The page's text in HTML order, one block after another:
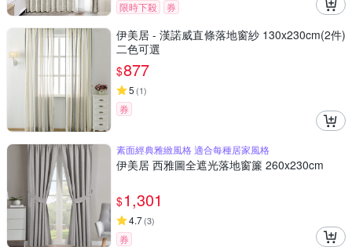
限時下殺 券
伊美居 - 漢諾威直條落地窗紗 130x230cm(2件)
二色可選
$877
5 (1)
券
素面經典雅緻風格 適合每種居家風格
伊美居 西雅圖全遮光落地窗簾 260x230cm
$1,301
4.7(3)
券